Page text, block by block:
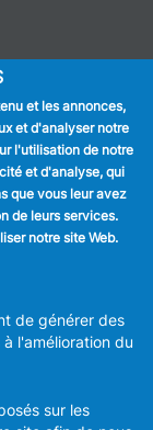
et les annonces,
et d'analyser notre
l'utilisation de notre
et d'analyse, qui
que vous leur avez
de leurs services.
notre site Web.
de générer des
l'amélioration du
sur les